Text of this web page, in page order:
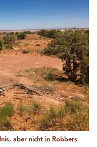
aber nicht in Robbers